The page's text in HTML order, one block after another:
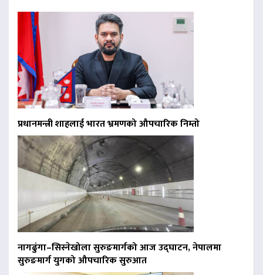
प्रधानमन्त्री शाहलाई भारत भ्रमणको औपचारिक निम्तो
नागढुंगा–सिस्नेखोला सुरुङमार्गको आज उद्घाटन, नेपालमा
सुरुङमार्ग युगको औपचारिक सुरुआत